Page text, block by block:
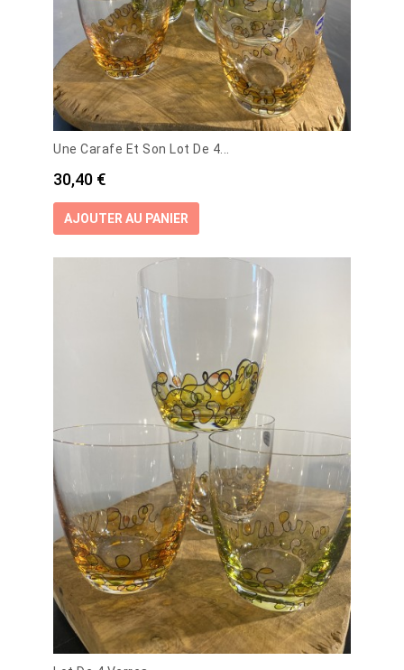
Une Carafe Et Son Lot De 4...
Prix
30,40 €
AJOUTER AU PANIER